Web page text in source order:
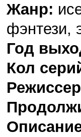
Жанр:
фэнтези,
Год
Кол